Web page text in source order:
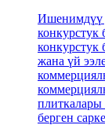
Ишенимдүү
конкурстук
конкурстук
жана үй
берген